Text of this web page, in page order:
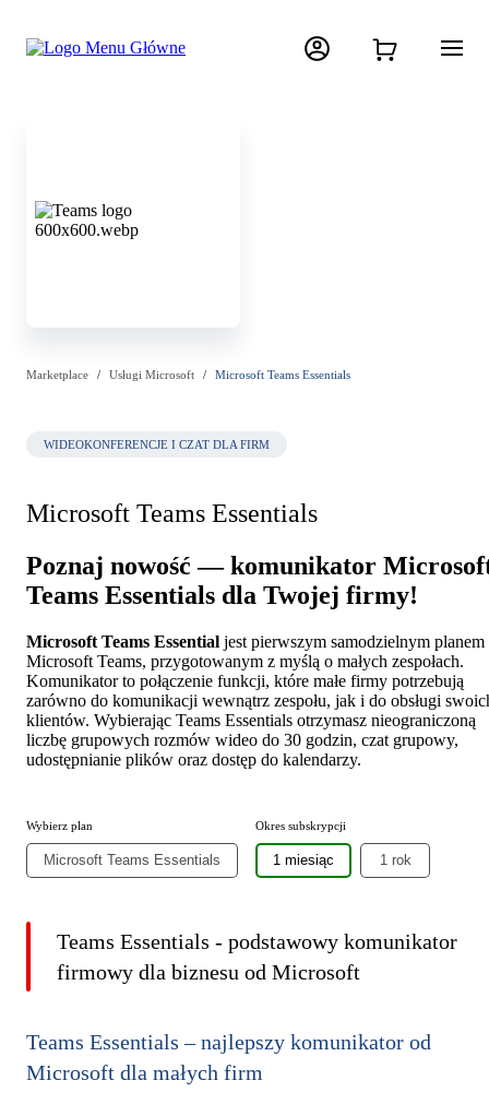
Marketplace Usługi Microsoft Microsoft Teams Essentials
WIDEOKONFERENCJE I CZAT DLA FIRM
Microsoft Teams Essentials
Poznaj nowość — komunikator
Teams Essentials dla Twojej firmy!
Microsoft Teams Essential jest pierwszym samodzielnym planem
Microsoft Teams, przygotowanym z myślą o małych zespołach.
Komunikator to połączenie funkcji, które małe firmy potrzebują
zarówno do komunikacji wewnątrz zespołu, jak i do obsługi
klientów. Wybierając Teams Essentials otrzymasz nieograniczoną
liczbę grupowych rozmów wideo do 30 godzin, czat grupowy,
udostępnianie plików oraz dostęp do kalendarzy.
Wybierz plan
Microsoft Teams Essentials
Okres subskrypcji
1 miesiąc 1 rok
Teams Essentials - podstawowy komunikator
firmowy dla biznesu od Microsoft
Teams Essentials – najlepszy komunikator od
Microsoft dla małych firm